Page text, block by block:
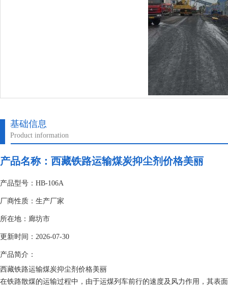
基础信息
Product information
产品名称： 西藏铁路运输煤炭抑尘剂价格美丽
产品型号：HB-106A
厂商性质：生产厂家
所在地：廊坊市
更新时间：2026-07-30
产品简介：
西藏铁路运输煤炭抑尘剂价格美丽
在铁路散煤的运输过程中，由于运煤列车前行的速度及风力作用，其表